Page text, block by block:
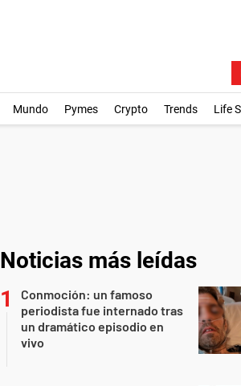
Mundo Pymes Crypto Trends Life
Noticias más leídas
Conmoción: un famoso
periodista fue internado tras
un dramático episodio en
vivo